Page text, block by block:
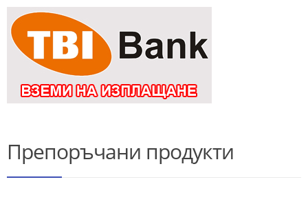
Препоръчани продукти